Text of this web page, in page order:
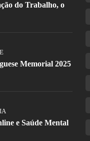
do Trabalho, o
Memorial 2025
e Saúde Mental